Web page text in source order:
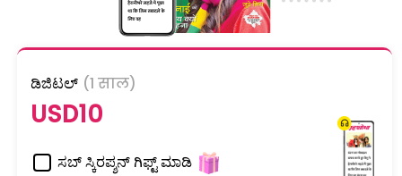
ಡಿಜಿಟಲ್ (1 साल)
USD10
ಸಬ್ ಸ್ಕಿರಪ್ಶನ್ ಗಿಫ್ಟ್ ಮಾಡಿ